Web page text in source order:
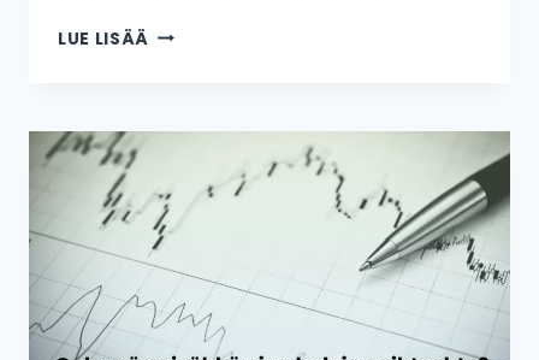
LUE LISÄÄ KUINKA
SÄHKÖN
SUOMESSA?